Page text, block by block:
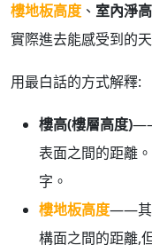
樓地板高度 、 室內淨高
實際進去能感受到的
用最白話的方式解釋:
樓高(樓層高度)
表面之間的距離
字。
樓地板高度——其
構面之間的距離,